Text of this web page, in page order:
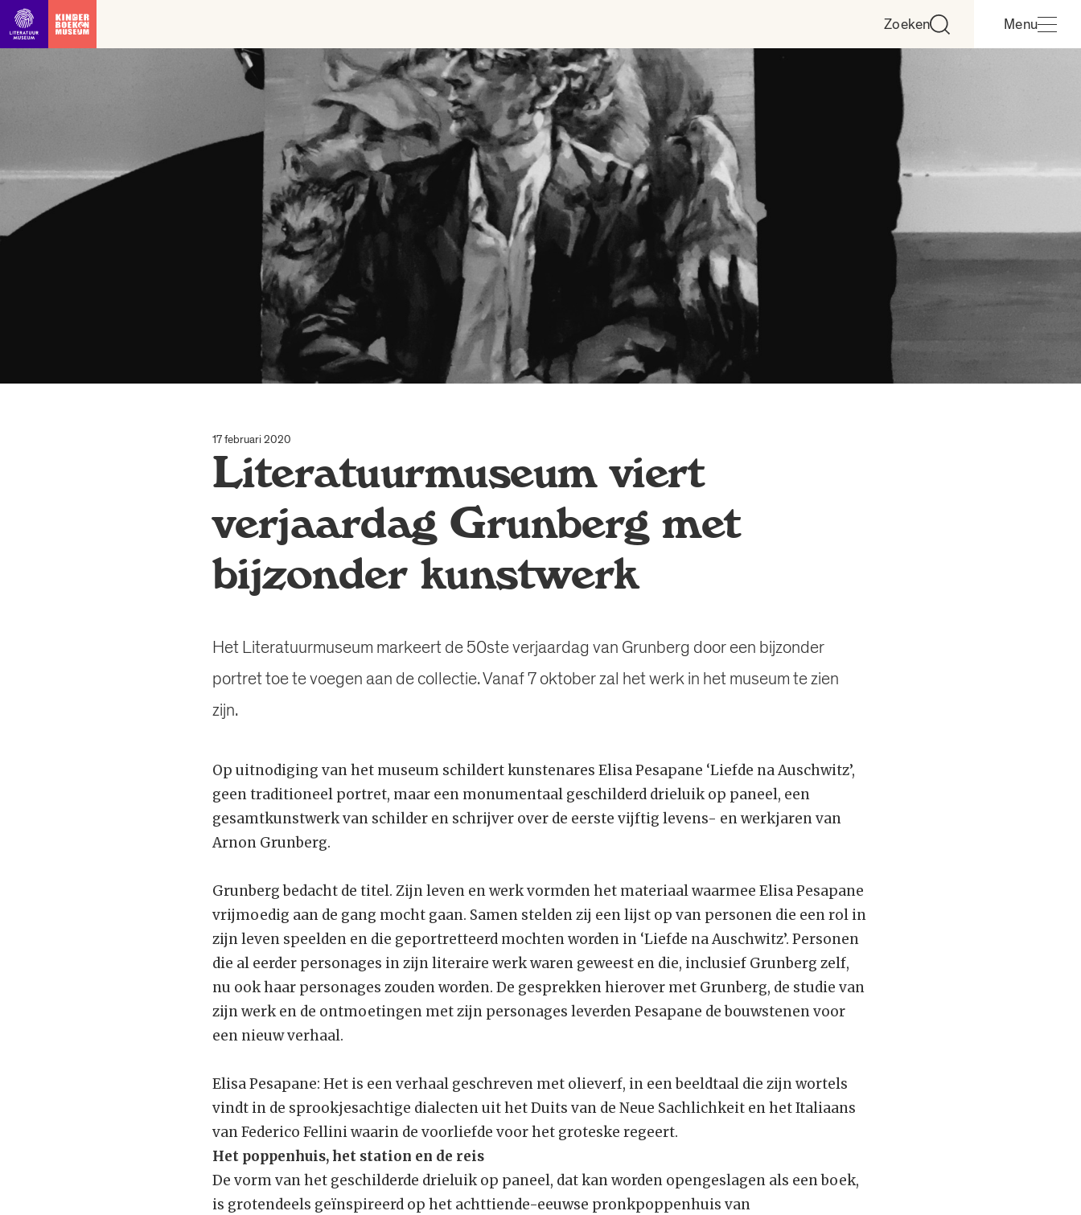
Ga direct naar inhoud Zoeken Menu
17 februari 2020
Literatuurmuseum viert
verjaardag Grunberg met
bijzonder kunstwerk
Het Literatuurmuseum markeert de 50ste verjaardag van Grunberg door een bijzonder
portret toe te voegen aan de collectie. Vanaf 7 oktober zal het werk in het museum te zien
zijn.
Op uitnodiging van het museum schildert kunstenares Elisa Pesapane ‘Liefde na Auschwitz’,
geen traditioneel portret, maar een monumentaal geschilderd drieluik op paneel, een
gesamtkunstwerk van schilder en schrijver over de eerste vijftig levens- en werkjaren van
Arnon Grunberg.
Grunberg bedacht de titel. Zijn leven en werk vormden het materiaal waarmee Elisa Pesapane
vrijmoedig aan de gang mocht gaan. Samen stelden zij een lijst op van personen die een rol in
zijn leven speelden en die geportretteerd mochten worden in ‘Liefde na Auschwitz’. Personen
die al eerder personages in zijn literaire werk waren geweest en die, inclusief Grunberg zelf,
nu ook haar personages zouden worden. De gesprekken hierover met Grunberg, de studie van
zijn werk en de ontmoetingen met zijn personages leverden Pesapane de bouwstenen voor
een nieuw verhaal.
Elisa Pesapane: Het is een verhaal geschreven met olieverf, in een beeldtaal die zijn wortels
vindt in de sprookjesachtige dialecten uit het Duits van de Neue Sachlichkeit en het Italiaans
van Federico Fellini waarin de voorliefde voor het groteske regeert.
Het poppenhuis, het station en de reis
De vorm van het geschilderde drieluik op paneel, dat kan worden opengeslagen als een boek,
is grotendeels geïnspireerd op het achttiende-eeuwse pronkpoppenhuis van